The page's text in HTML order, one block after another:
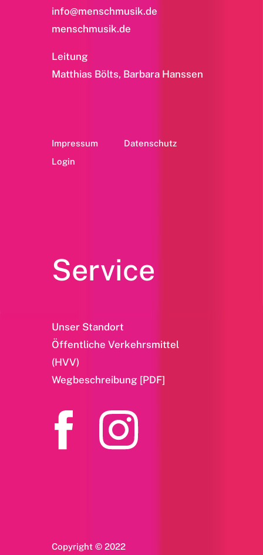
info@menschmusik.de
menschmusik.de
Leitung
Matthias Bölts, Barbara Hanssen
Impressum
Datenschutz
Login
Service
Unser Standort
Öffentliche Verkehrsmittel
(HVV)
Wegbeschreibung [PDF]
Copyright © 2022